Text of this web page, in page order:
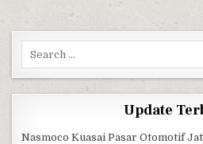
Update
Nasmoco Kuasai Pasar Otomotif